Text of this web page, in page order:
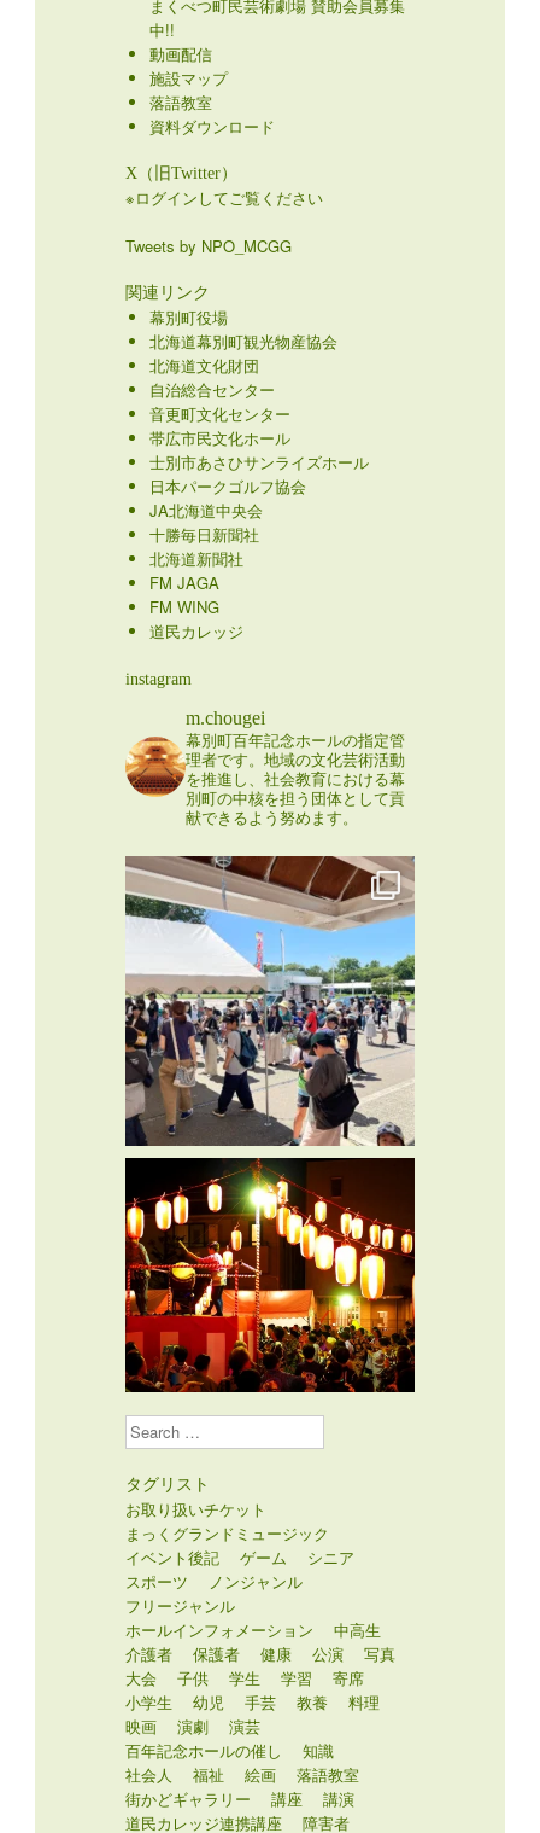
まくべつ町民芸術劇場 賛助会員募集
中!!
動画配信
施設マップ
落語教室
資料ダウンロード
X（旧Twitter）
※ログインしてご覧ください
Tweets by NPO_MCGG
関連リンク
幕別町役場
北海道幕別町観光物産協会
北海道文化財団
自治総合センター
音更町文化センター
帯広市民文化ホール
士別市あさひサンライズホール
日本パークゴルフ協会
JA北海道中央会
十勝毎日新聞社
北海道新聞社
FM JAGA
FM WING
道民カレッジ
instagram
m.chougei
幕別町百年記念ホールの指定管
理者です。地域の文化芸術活動
を推進し、社会教育における幕
別町の中核を担う団体として貢
献できるよう努めます。
Search
タグリスト
お取り扱いチケット
まっくグランドミュージック
イベント後記
ゲーム
シニア
スポーツ
ノンジャンル
フリージャンル
ホールインフォメーション
中高生
介護者
保護者 健康 公演
写真
大会
子供 学生 学習
寄席
小学生
幼児 手芸 教養
料理
映画
演劇
演芸
百年記念ホールの催し
知識
社会人
福祉 絵画
落語教室
街かどギャラリー
講座
講演
道民カレッジ連携講座
障害者